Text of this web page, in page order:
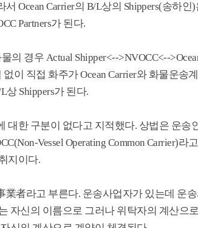
Ocean Carrier의 B/L상의 Shippers(송하
Partners가 된다.
의 경우 Actual Shipper<-->NVOCC<--
이 직접 화주가 Ocean Carrier와 화물운송
상 Shippers가 된다.
대한 구분이 없다고 지적했다. 상법은 운송
Vessel Operating Common Carrier)라
지이다.
業者라고 부른다. 운송사업자가 있는데 운
자신의 이름으로 그러나 위탁자의 계산으